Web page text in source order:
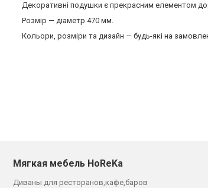
Декоративні подушки є прекрасним елементом
Розмір — діаметр 470 мм.
Кольори, розміри та дизайн — будь-які на
Мягкая мебель HoReKa
Диваны для ресторанов,кафе,баров